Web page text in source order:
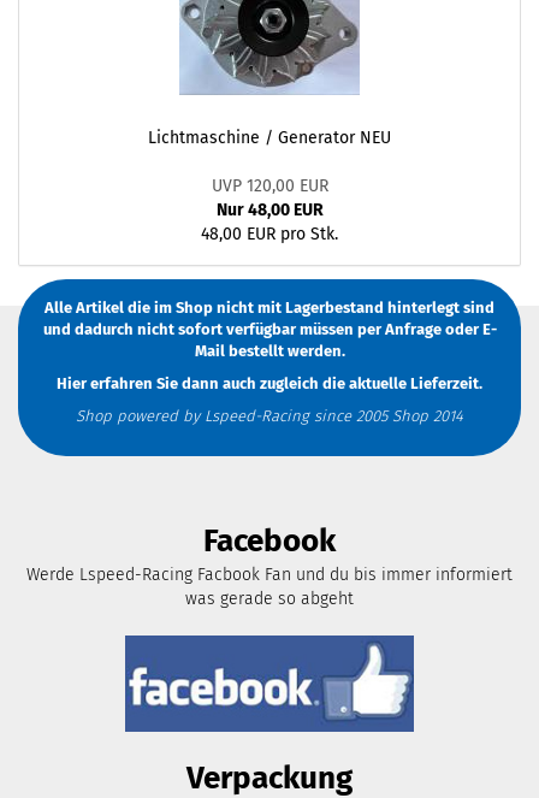
Lichtmaschine / Generator NEU
UVP 120,00 EUR
Nur 48,00 EUR
48,00 EUR pro Stk.
Alle Artikel die im Shop nicht mit Lagerbestand hinterlegt sind
und dadurch nicht sofort verfügbar müssen per AnfrageoderE-
Mailbestellt werden.
Hier erfahren Sie dann auch zugleich die aktuelle Lieferzeit.
Shop powered by Lspeed-Racing since 2005 Shop 2014
Facebook
Werde Lspeed-Racing Facbook Fan und du bis immer informiert
was gerade so abgeht
Verpackung